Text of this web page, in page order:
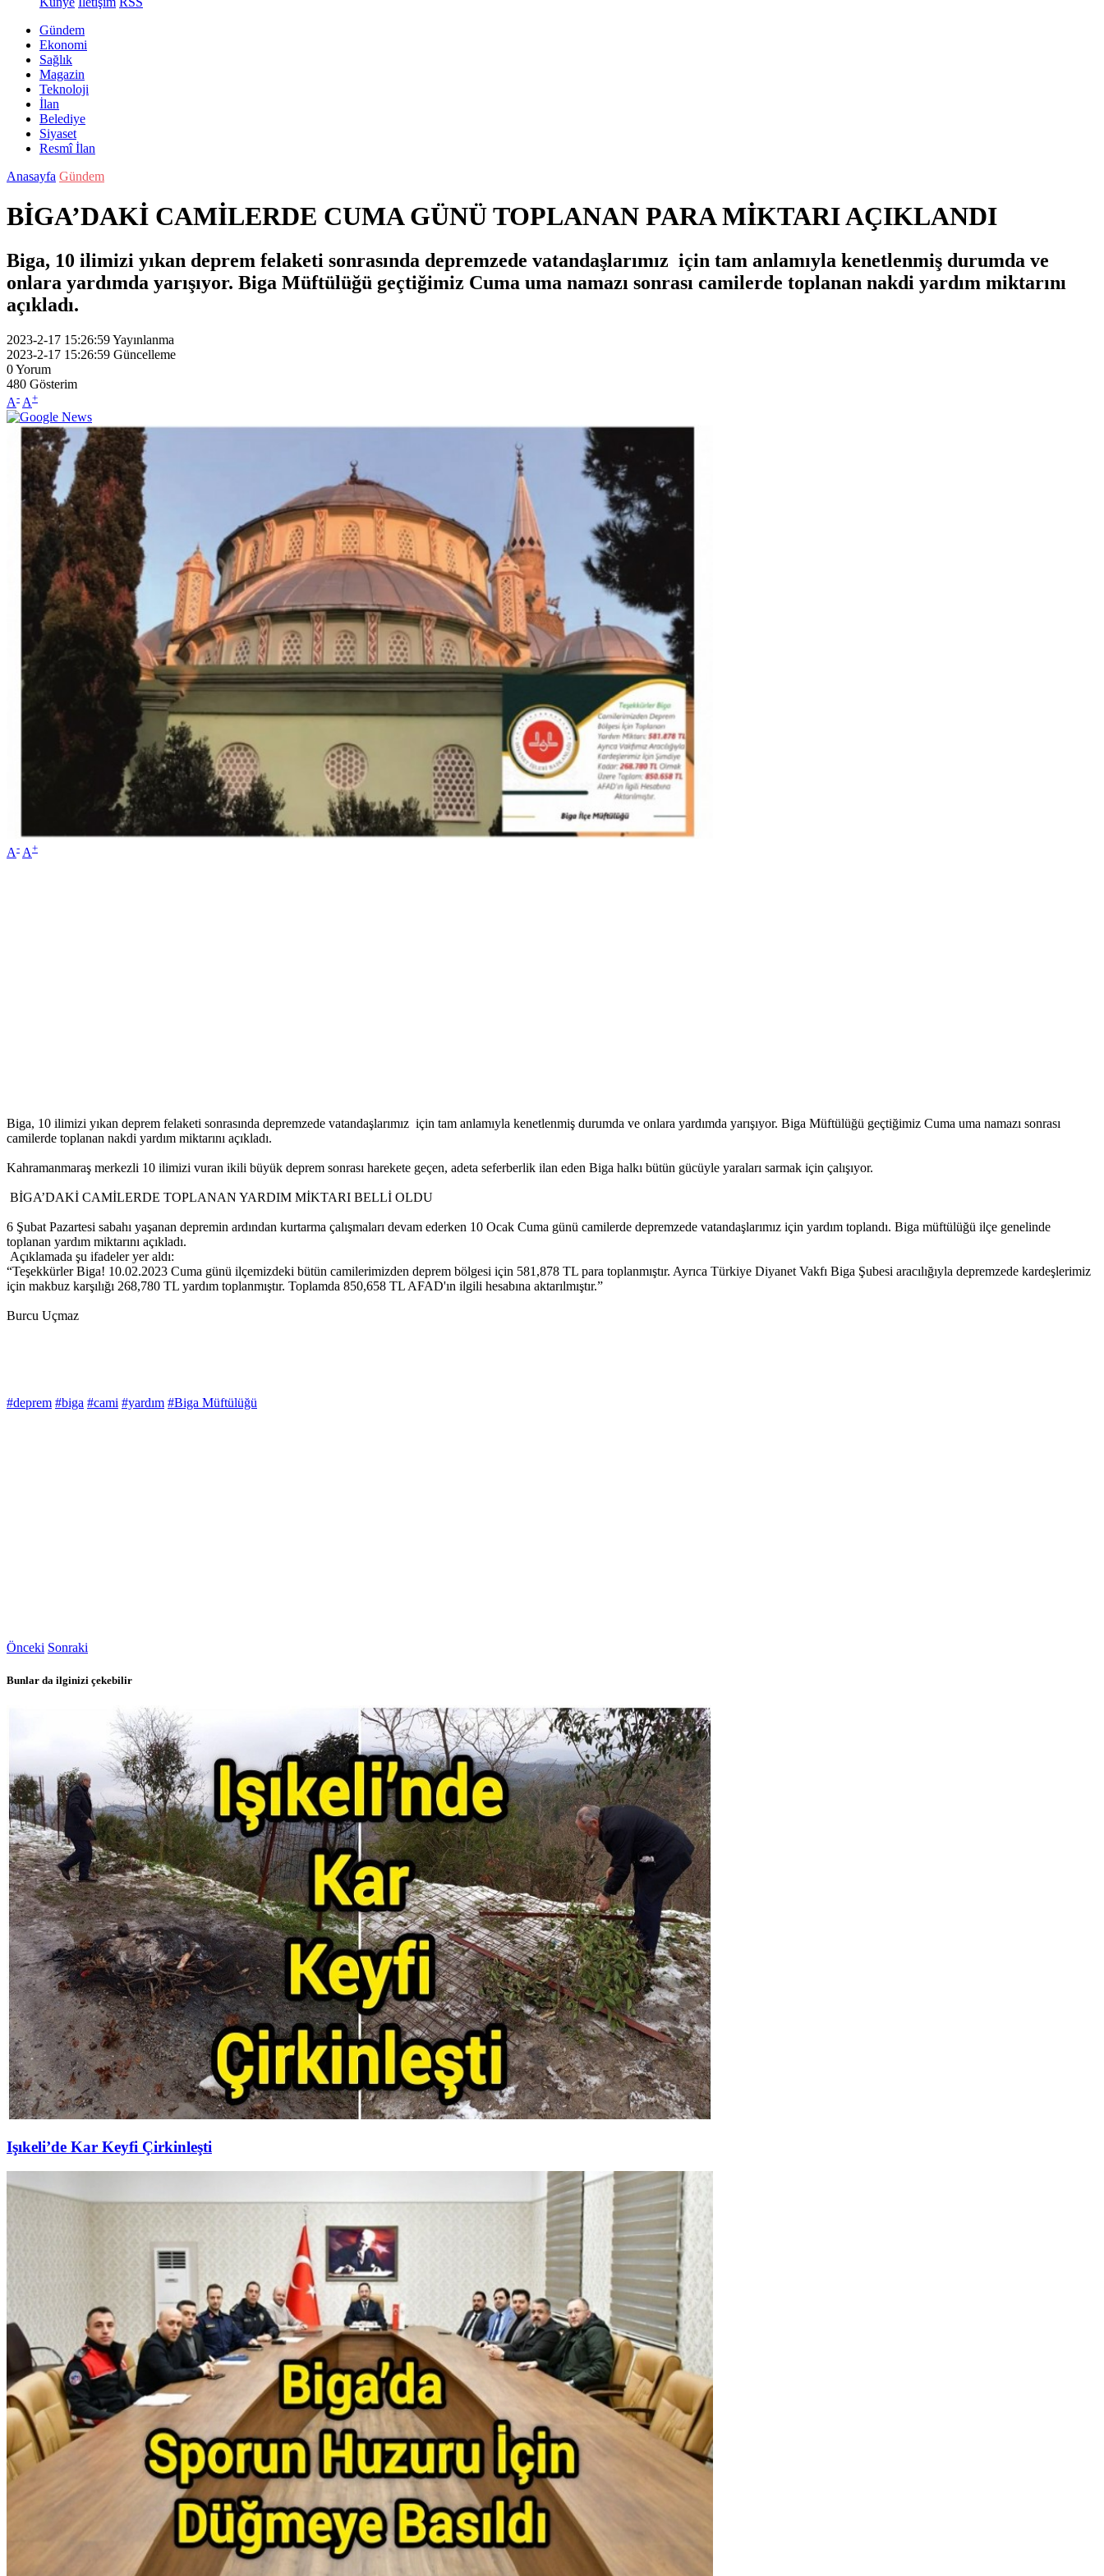
Gündem
Ekonomi
Sağlık
Magazin
Teknoloji
İlan
Belediye
Siyaset
Resmî İlan
Anasayfa Gündem
BİGA’DAKİ CAMİLERDE CUMA GÜNÜ TOPLANAN PARA MİKTARI AÇIKLANDI
Biga, 10 ilimizi yıkan deprem felaketi sonrasında depremzede vatandaşlarımız için tam anlamıyla kenetlenmiş durumda ve
onlara yardımda yarışıyor. Biga Müftülüğü geçtiğimiz Cuma uma namazı sonrası camilerde toplanan nakdi yardım miktarını
açıkladı.
2023-2-17 15:26:59Yayınlanma
2023-2-17 15:26:59 Güncelleme
0Yorum
480 Gösterim
A- A+
A- A+
Biga, 10 ilimizi yıkan deprem felaketi sonrasında depremzede vatandaşlarımız için tam anlamıyla kenetlenmiş durumda ve onlara yardımda yarışıyor. Biga Müftülüğü geçtiğimiz Cuma uma namazı sonrası
camilerde toplanan nakdi yardım miktarını açıkladı.
Kahramanmaraş merkezli 10 ilimizi vuran ikili büyük deprem sonrası harekete geçen, adeta seferberlik ilan eden Biga halkı bütün gücüyle yaraları sarmak için çalışıyor.
BİGA’DAKİ CAMİLERDE TOPLANAN YARDIM MİKTARI BELLİ OLDU
6 Şubat Pazartesi sabahı yaşanan depremin ardından kurtarma çalışmaları devam ederken 10 Ocak Cuma günü camilerde depremzede vatandaşlarımız için yardım toplandı. Biga müftülüğü ilçe genelinde
toplanan yardım miktarını açıkladı.
Açıklamada şu ifadeler yer aldı:
“Teşekkürler Biga! 10.02.2023 Cuma günü ilçemizdeki bütün camilerimizden deprem bölgesi için 581,878 TL para toplanmıştır. Ayrıca Türkiye Diyanet Vakfı Biga Şubesi aracılığıyla depremzede kardeşlerimiz
için makbuz karşılığı 268,780 TL yardım toplanmıştır. Toplamda 850,658 TL AFAD'ın ilgili hesabına aktarılmıştır.”
Burcu Uçmaz
#deprem #biga #cami #yardım #Biga Müftülüğü
Önceki Sonraki
Bunlar da ilginizi çekebilir
Işıkeli’de Kar Keyfi Çirkinleşti